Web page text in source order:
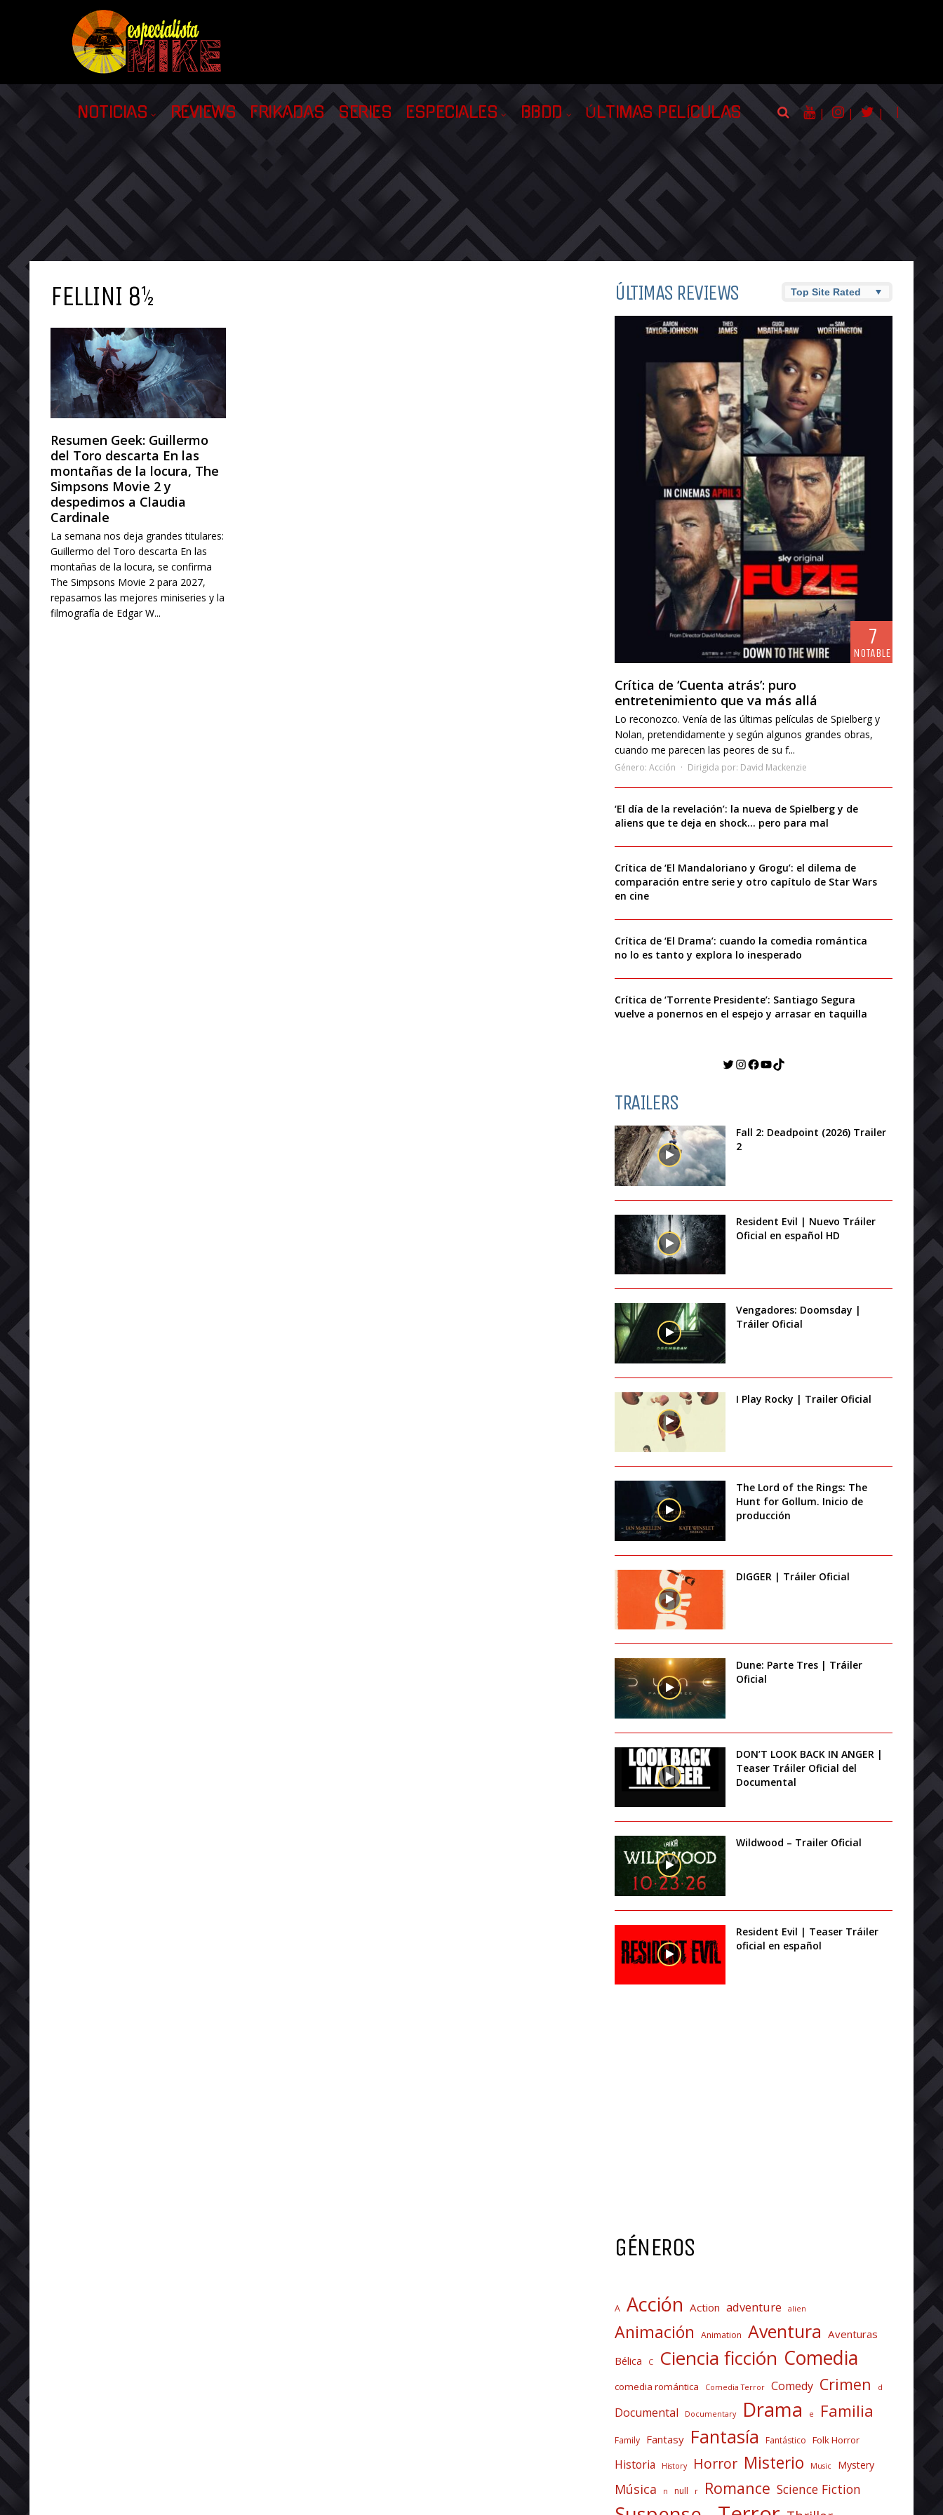
NOTICIAS REVIEWS FRIKADAS SERIES ESPECIALES BBDD ÚLTIMAS PELÍCULAS | | | |
FELLINI 8½
Resumen Geek: Guillermo
del Toro descarta En las
montañas de la locura, The
Simpsons Movie 2 y
despedimos a Claudia
Cardinale
La semana nos deja grandes titulares:
Guillermo del Toro descarta En las
montañas de la locura, se confirma
The Simpsons Movie 2 para 2027,
repasamos las mejores miniseries y la
filmografía de Edgar W...
ÚLTIMAS REVIEWS
7
NOTABLE
Crítica de ‘Cuenta atrás’: puro
entretenimiento que va más allá
Lo reconozco. Venía de las últimas películas de Spielberg y
Nolan, pretendidamente y según algunos grandes obras,
cuando me parecen las peores de su f...
Género: Acción Dirigida por: David Mackenzie
‘El día de la revelación’: la nueva de Spielberg y de
aliens que te deja en shock… pero para mal
Crítica de ‘El Mandaloriano y Grogu’: el dilema de
comparación entre serie y otro capítulo de Star Wars
en cine
Crítica de ‘El Drama’: cuando la comedia romántica
no lo es tanto y explora lo inesperado
Crítica de ‘Torrente Presidente’: Santiago Segura
vuelve a ponernos en el espejo y arrasar en taquilla
Twitter
Instagram
Facebook
YouTube
TikTok
TRAILERS
Fall 2: Deadpoint (2026) Trailer
2
Resident Evil | Nuevo Tráiler
Oficial en español HD
Vengadores: Doomsday |
Tráiler Oficial
I Play Rocky | Trailer Oficial
The Lord of the Rings: The
Hunt for Gollum. Inicio de
producción
DIGGER | Tráiler Oficial
Dune: Parte Tres | Tráiler
Oficial
DON’T LOOK BACK IN ANGER |
Teaser Tráiler Oficial del
Documental
Wildwood – Trailer Oficial
Resident Evil | Teaser Tráiler
oficial en español
GÉNEROS
A Acción Action adventure alien
Animación Animation Aventura Aventuras
Bélica C Ciencia ficción Comedia
comedia romántica Comedia Terror Comedy Crimen d
Documental Documentary Drama e Familia
Family Fantasy Fantasía Fantástico Folk Horror
Historia History Horror Misterio Music Mystery
Música n null r Romance Science Fiction